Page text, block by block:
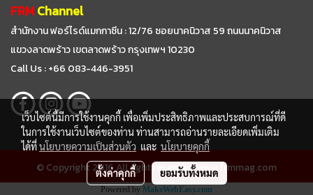
FRMChannel
สำนักงาน ฟอร์ไรด์แมกกาซีน : 12/76 ซอยนาคนิวาส 59ถนนนาคนิวาส
แขวงลาดพร้าว เขตลาดพร้าว กรุงเทพฯ 10230
Call Us : +66 083-446-3951
© Copyright 2016 All right reserved. www.frmmag.com
Powered by MakeWebEasy.com
เว็บไซต์นี้มีการใช้งานคุกกี้ เพื่อเพิ่มประสิทธิภาพและประสบการณ์ที่ดี
ในการใช้งานเว็บไซต์ของท่าน ท่านสามารถอ่านรายละเอียดเพิ่มเติม
ได้ที่นโยบายความเป็นส่วนตัว และ นโยบายคุกกี้
ตั้งค่าคุกกี้ ยอมรับทั้งหมด